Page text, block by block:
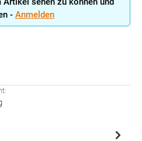
- Anmelden